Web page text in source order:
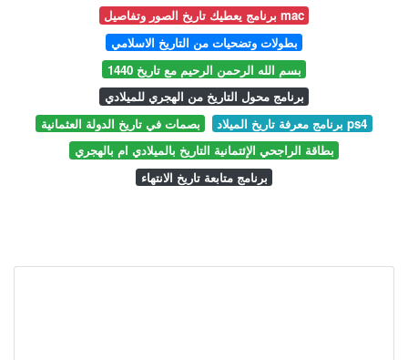
برنامج يعطيك تاريخ الصور وتفاصيل mac
بطولات وتضحيات من التاريخ الاسلامي
بسم الله الرحمن الرحيم مع تاريخ 1440
برنامج محول التاريخ من الهجري للميلادي
بصمات في تاريخ الدولة العثمانية
برنامج معرفة تاريخ الميلاد ps4
بطاقة الراجحي الإئتمانية التاريخ بالميلادي ام بالهجري
برنامج متابعة تاريخ الانتهاء